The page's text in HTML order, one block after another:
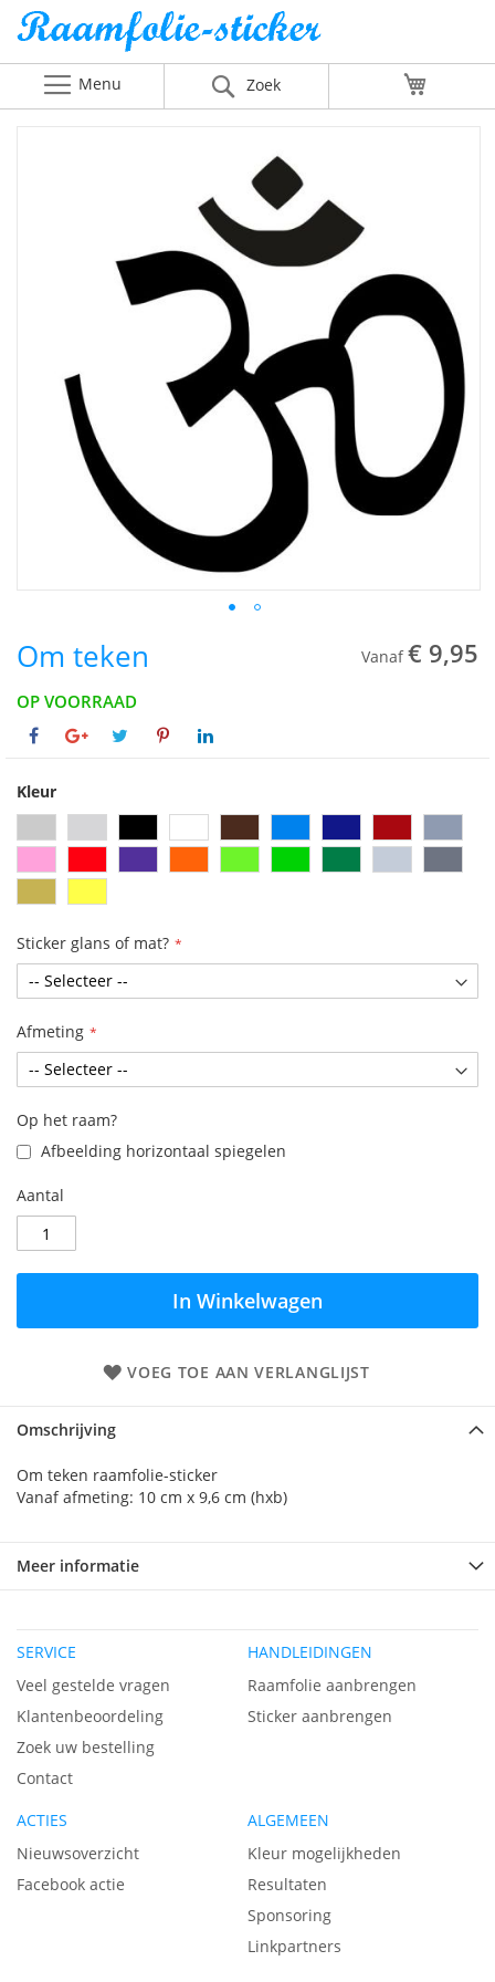
Menu Zoek
Om teken Vanaf € 9,95
OP VOORRAAD
Kleur
Sticker glans of mat?
Afmeting
Op het raam?
Afbeelding horizontaal spiegelen
Aantal
In Winkelwagen
VOEG TOE AAN VERLANGLIJST
Omschrijving
Om teken raamfolie-sticker
Vanaf afmeting: 10 cm x 9,6 cm (hxb)
Meer informatie
SERVICE
Veel gestelde vragen
Klantenbeoordeling
Zoek uw bestelling
Contact
HANDLEIDINGEN
Raamfolie aanbrengen
Sticker aanbrengen
ACTIES
Nieuwsoverzicht
Facebook actie
ALGEMEEN
Kleur mogelijkheden
Resultaten
Sponsoring
Linkpartners